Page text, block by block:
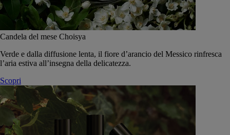
Candela del mese Choisya
Verde e dalla diffusione lenta, il fiore d’arancio del Messico rinfresca
l’aria estiva all’insegna della delicatezza.
Scopri